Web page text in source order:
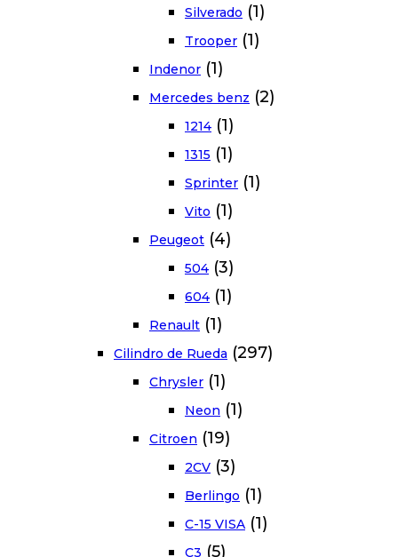
Silverado (1)
Trooper (1)
Indenor (1)
Mercedes benz (2)
1214 (1)
1315 (1)
Sprinter (1)
Vito (1)
Peugeot (4)
504 (3)
604 (1)
Renault (1)
Cilindro de Rueda (297)
Chrysler (1)
Neon (1)
Citroen (19)
2CV (3)
Berlingo (1)
C-15 VISA (1)
C3 (5)